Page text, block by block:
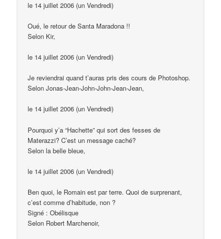
le 14 juillet 2006 (un Vendredi)
Oué, le retour de Santa Maradona !!
Selon Kir,
le 14 juillet 2006 (un Vendredi)
Je reviendrai quand t’auras pris des cours de Photoshop.
Selon Jonas-Jean-John-John-Jean-Jean,
le 14 juillet 2006 (un Vendredi)
Pourquoi y’a “Hachette” qui sort des fesses de
Materazzi? C’est un message caché?
Selon la belle bleue,
le 14 juillet 2006 (un Vendredi)
Ben quoi, le Romain est par terre. Quoi de surprenant,
c’est comme d’habitude, non ?
Signé : Obélisque
Selon Robert Marchenoir,